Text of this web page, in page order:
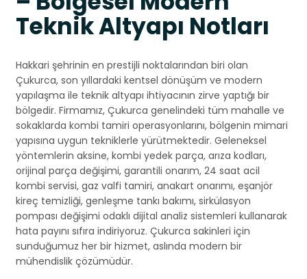
Teknik Altyapı Notları
Hakkari şehrinin en prestijli noktalarından biri olan
Çukurca, son yıllardaki kentsel dönüşüm ve modern
yapılaşma ile teknik altyapı ihtiyacının zirve yaptığı bir
bölgedir. Firmamız, Çukurca genelindeki tüm mahalle ve
sokaklarda kombi tamiri operasyonlarını, bölgenin mimari
yapısına uygun tekniklerle yürütmektedir. Geleneksel
yöntemlerin aksine, kombi yedek parça, arıza kodları,
orijinal parça değişimi, garantili onarım, 24 saat acil
kombi servisi, gaz valfi tamiri, anakart onarımı, eşanjör
kireç temizliği, genleşme tankı bakımı, sirkülasyon
pompası değişimi odaklı dijital analiz sistemleri kullanarak
hata payını sıfıra indiriyoruz. Çukurca sakinleri için
sunduğumuz her bir hizmet, aslında modern bir
mühendislik çözümüdür.